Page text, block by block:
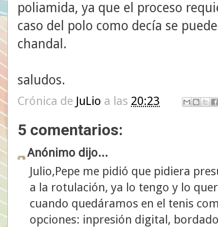
poliamida, ya que el proceso
caso del polo como decía se
chandal.
saludos.
Crónica de JuLio a las 20:23
5 comentarios:
Anónimo dijo...
Julio,Pepe me pidió que pidiera
a la rotulación, ya lo tengo y lo
cuando quedáramos en el tenis
opciones: inpresión digital,